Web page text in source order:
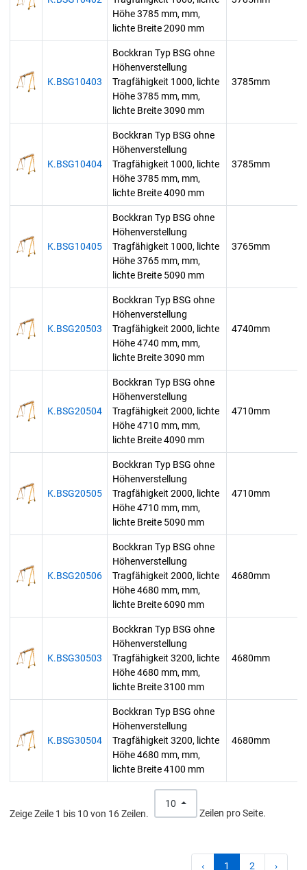
Höhe 3785 mm, mm,
lichte Breite 2090 mm
K.BSG10403
Bockkran Typ BSG ohne
Höhenverstellung
Tragfähigkeit 1000, lichte
Höhe 3785 mm, mm,
lichte Breite 3090 mm
3785mm
K.BSG10404
Bockkran Typ BSG ohne
Höhenverstellung
Tragfähigkeit 1000, lichte
Höhe 3785 mm, mm,
lichte Breite 4090 mm
3785mm
K.BSG10405
Bockkran Typ BSG ohne
Höhenverstellung
Tragfähigkeit 1000, lichte
Höhe 3765 mm, mm,
lichte Breite 5090 mm
3765mm
K.BSG20503
Bockkran Typ BSG ohne
Höhenverstellung
Tragfähigkeit 2000, lichte
Höhe 4740 mm, mm,
lichte Breite 3090 mm
4740mm
K.BSG20504
Bockkran Typ BSG ohne
Höhenverstellung
Tragfähigkeit 2000, lichte
Höhe 4710 mm, mm,
lichte Breite 4090 mm
4710mm
K.BSG20505
Bockkran Typ BSG ohne
Höhenverstellung
Tragfähigkeit 2000, lichte
Höhe 4710 mm, mm,
lichte Breite 5090 mm
4710mm
K.BSG20506
Bockkran Typ BSG ohne
Höhenverstellung
Tragfähigkeit 2000, lichte
Höhe 4680 mm, mm,
lichte Breite 6090 mm
4680mm
K.BSG30503
Bockkran Typ BSG ohne
Höhenverstellung
Tragfähigkeit 3200, lichte
Höhe 4680 mm, mm,
lichte Breite 3100 mm
4680mm
K.BSG30504
Bockkran Typ BSG ohne
Höhenverstellung
Tragfähigkeit 3200, lichte
Höhe 4680 mm, mm,
lichte Breite 4100 mm
4680mm
Zeige Zeile 1 bis 10 von 16 Zeilen.
10
Zeilen pro Seite.
‹ 1 2 ›